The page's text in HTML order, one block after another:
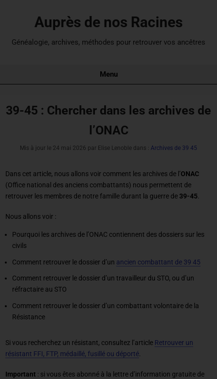
Auprès de nos Racines
Généalogie, archives, méthodes pour retrouver vos ancêtres
Menu
39-45 : Chercher dans les archives de
l’ONAC
Mis à jour le 24 mai 2026 par Elise Lenoble dans : Archives de 39 45
Dans cet article, nous allons voir comment les archives de l’ONAC
(Office national des anciens combattants) nous permettent de
retrouver les membres de notre famille durant la guerre de39-45.
Nous allons voir :
Pourquoi les archives de l’ONAC contiennent des dossiers sur les
civils
Comment retrouver le dossier d’un ancien combattant de 39 45
Comment retrouver le dossier d’un travailleur du STO, ou d’un
réfractaire au STO
Comment retrouver le dossier d’un combattant volontaire de la
Résistance
Si vous recherchez un résistant, consultez l’article Retrouver un
résistant FFI, FTP, médaillé, fusillé ou déporté.
Important : si vous êtes abonné à la lettre d’information gratuite de